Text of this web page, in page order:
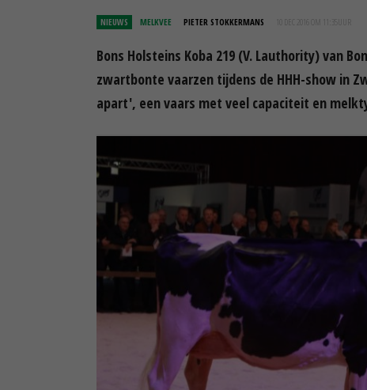
NIEUWS MELKVEE PIETER STOKKERMANS 10 DEC 2016 OM 11:35
Bons Holsteins Koba 219 (V. Lauthority) van
zwartbonte vaarzen tijdens de HHH-show in
apart', een vaars met veel capaciteit en